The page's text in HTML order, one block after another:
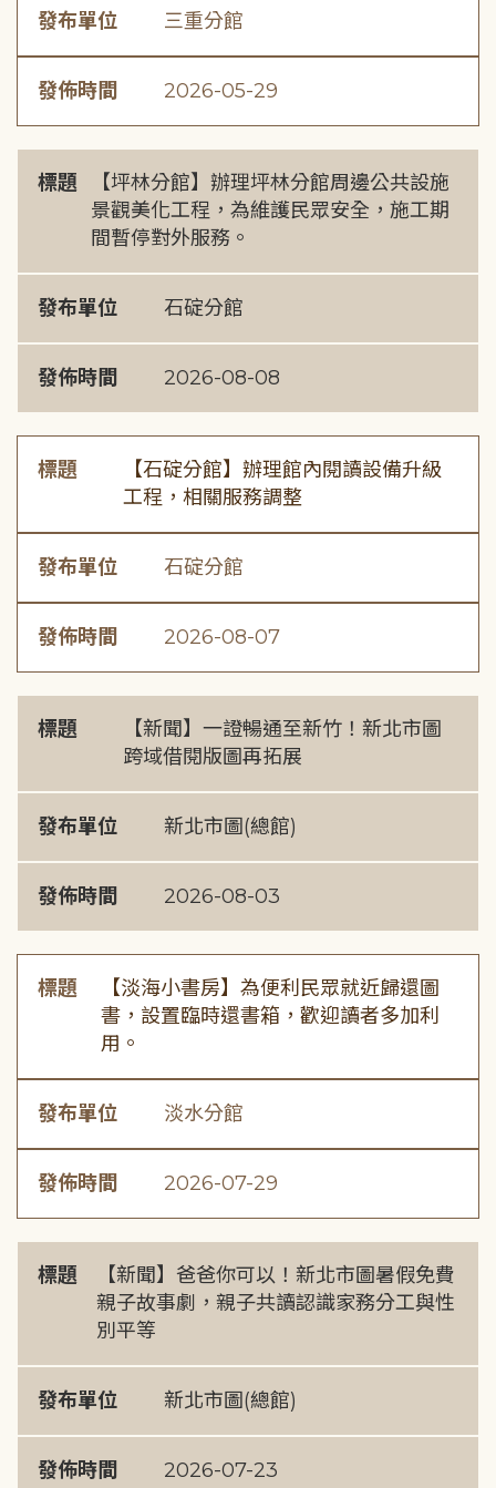
發布單位 三重分館
發佈時間 2026-05-29
標題
【坪林分館】辦理坪林分館周邊公共設施
景觀美化工程，為維護民眾安全，施工期
間暫停對外服務。
發布單位 石碇分館
發佈時間 2026-08-08
標題
【石碇分館】辦理館內閱讀設備升級
工程，相關服務調整
發布單位 石碇分館
發佈時間 2026-08-07
標題
【新聞】一證暢通至新竹！新北市圖
跨域借閱版圖再拓展
發布單位 新北市圖(總館)
發佈時間 2026-08-03
標題
【淡海小書房】為便利民眾就近歸還圖
書，設置臨時還書箱，歡迎讀者多加利
用。
發布單位 淡水分館
發佈時間 2026-07-29
標題
【新聞】爸爸你可以！新北市圖暑假免費
親子故事劇，親子共讀認識家務分工與性
別平等
發布單位 新北市圖(總館)
發佈時間 2026-07-23